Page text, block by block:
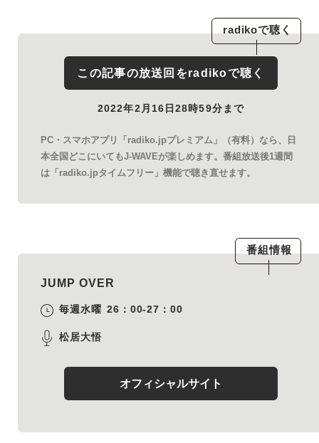
radikoで聴く
この記事の放送回をradikoで聴く
2022年2月16日28時59分まで
PC・スマホアプリ「radiko.jpプレミアム」（有料）なら、日
本全国どこにいてもJ-WAVEが楽しめます。番組放送後1週間
は「radiko.jpタイムフリー」機能で聴き直せます。
番組情報
JUMP OVER
毎週水曜 26：00-27：00
松居大悟
オフィシャルサイト